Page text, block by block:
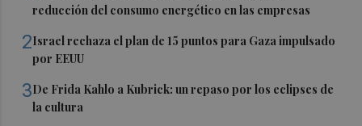
reducción del consumo energético en las empresas
2Israel rechaza el plan de 15 puntos para Gaza impulsado
por EEUU
3De Frida Kahlo a Kubrick: un repaso por los eclipses de
la cultura